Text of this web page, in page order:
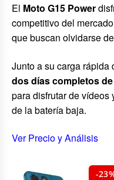
El Moto G15 Power
competitivo del
que buscan olvidarse
Junto a su carga rápida
dos días completos
para disfrutar de
de la batería baja.
Ver Precio y Análisis
-